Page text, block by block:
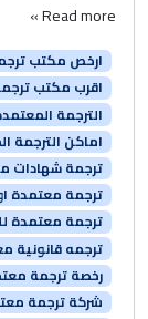
Read more »
ارخص مكتب
اقرب مكتب
الترجمة
اماكن الترجمة
ترجمة شهادات
ترجمة معتمدة
ترجمة معتمدة
ترجمه قانونية
رخصة ترجمة
شركة ترجمة